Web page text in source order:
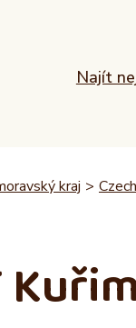
Najít
kraj >